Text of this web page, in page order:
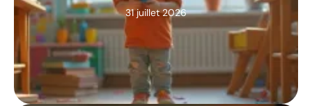
31 juillet 2026